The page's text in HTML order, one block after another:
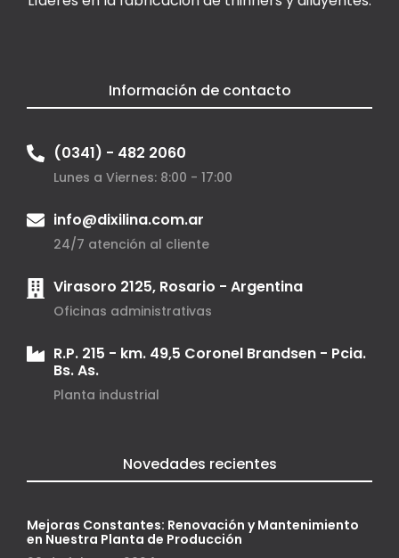
Información de contacto
(0341) - 482 2060
Lunes a Viernes: 8:00 - 17:00
info@dixilina.com.ar
24/7 atención al cliente
Virasoro 2125, Rosario - Argentina
Oficinas administrativas
R.P. 215 - km. 49,5 Coronel Brandsen - Pcia.
Bs. As.
Planta industrial
Novedades recientes
Mejoras Constantes: Renovación y Mantenimiento
en Nuestra Planta de Producción